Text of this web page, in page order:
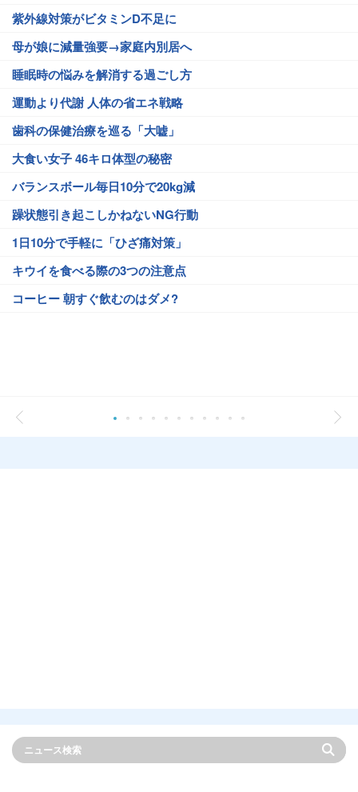
紫外線対策がビタミンD不足に
母が娘に減量強要→家庭内別居へ
睡眠時の悩みを解消する過ごし方
運動より代謝 人体の省エネ戦略
歯科の保健治療を巡る「大嘘」
大食い女子 46キロ体型の秘密
バランスボール毎日10分で20kg減
躁状態引き起こしかねないNG行動
1日10分で手軽に「ひざ痛対策」
キウイを食べる際の3つの注意点
コーヒー 朝すぐ飲むのはダメ?